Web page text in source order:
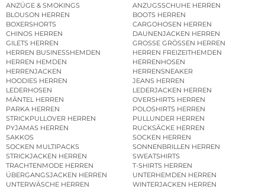
ANZÜGE & SMOKINGS
ANZUGSSCHUHE HERREN
BLOUSON HERREN
BOOTS HERREN
BOXERSHORTS
CARGOHOSEN HERREN
CHINOS HERREN
DAUNENJACKEN HERREN
GILETS HERREN
GROSSE GRÖSSEN HERREN
HERREN BUSINESSHEMDEN
HERREN FREIZEITHEMDEN
HERREN HEMDEN
HERRENHOSEN
HERRENJACKEN
HERRENSNEAKER
HOODIES HERREN
JEANS HERREN
LEDERHOSEN
LEDERJACKEN HERREN
MÄNTEL HERREN
OVERSHIRTS HERREN
PARKA HERREN
POLOSHIRTS HERREN
STRICKPULLOVER HERREN
PULLUNDER HERREN
PYJAMAS HERREN
RUCKSÄCKE HERREN
SAKKOS
SOCKEN HERREN
SOCKEN MULTIPACKS
SONNENBRILLEN HERREN
STRICKJACKEN HERREN
SWEATSHIRTS
TRACHTENMODE HERREN
T-SHIRTS HERREN
ÜBERGANGSJACKEN HERREN
UNTERHEMDEN HERREN
UNTERWÄSCHE HERREN
WINTERJACKEN HERREN